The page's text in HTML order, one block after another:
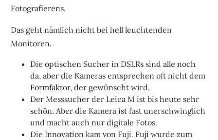
Fotografierens.
Das geht nämlich nicht bei hell leuchtenden
Monitoren.
Die optischen Sucher in DSLRs sind alle noch
da, aber die Kameras entsprechen oft nicht dem
Formfaktor, der gewünscht wird.
Der Messsucher der Leica M ist bis heute sehr
schön. Aber die Kamera ist fast unerschwinglich
und macht auch nur digitale Fotos.
Die Innovation kam von Fuji. Fuji wurde zum